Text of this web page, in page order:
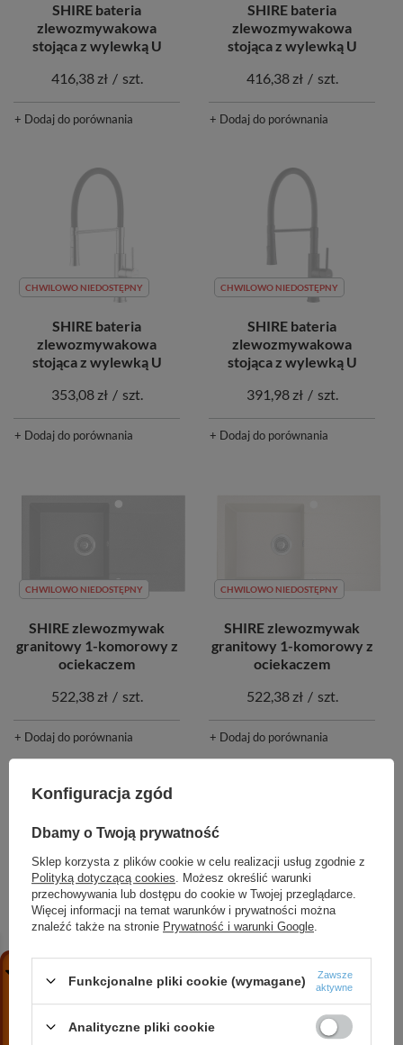
SHIRE bateria
zlewozmywakowa
stojąca z wylewką U
416,38 zł / szt.
+ Dodaj do porównania
SHIRE bateria
zlewozmywakowa
stojąca z wylewką U
416,38 zł / szt.
+ Dodaj do porównania
CHWILOWO NIEDOSTĘPNY
SHIRE bateria
zlewozmywakowa
stojąca z wylewką U
353,08 zł / szt.
+ Dodaj do porównania
CHWILOWO NIEDOSTĘPNY
SHIRE bateria
zlewozmywakowa
stojąca z wylewką U
391,98 zł / szt.
+ Dodaj do porównania
CHWILOWO NIEDOSTĘPNY
SHIRE zlewozmywak
granitowy 1-komorowy z
ociekaczem
522,38 zł / szt.
+ Dodaj do porównania
CHWILOWO NIEDOSTĘPNY
SHIRE zlewozmywak
granitowy 1-komorowy z
ociekaczem
522,38 zł / szt.
+ Dodaj do porównania
CHWILOWO NIEDOSTĘPNY
SHIRE zlewozmywak
+ Dodaj do porównania
CHWILOWO NIEDOSTĘPNY
SHIRE zlewozmywak
szt.
+ Dodaj do porównania
Konfiguracja zgód
Dbamy o Twoją prywatność
Sklep korzysta z plików cookie w celu realizacji usług zgodnie z
Polityką dotyczącą cookies . Możesz określić warunki
przechowywania lub dostępu do cookie w Twojej przeglądarce.
Więcej informacji na temat warunków i prywatności można
znaleźć także na stronie Prywatność i warunki Google
Funkcjonalne pliki cookie (wymagane)
Zawsze
aktywne
Analityczne pliki cookie